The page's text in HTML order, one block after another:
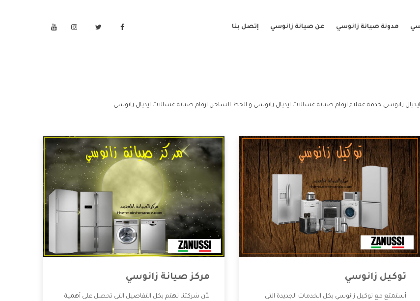
مدونة صيانة زانوسي عن صيانة زانوسي إتصل بنا
زانوسى خدمة عملاء ارقام صيانة غسالات ايديال زانوسى و الخط الساخن ارقام صيانة غسالات ايديال زانوسى.
توكيل زانوسي
أستمتع مع توكيل زانوسي بكل الخدمات الجديدة التى
مركز صيانة زانوسي
لأن شركتنا تهتم بكل التفاصيل التى تحصل على أهمية